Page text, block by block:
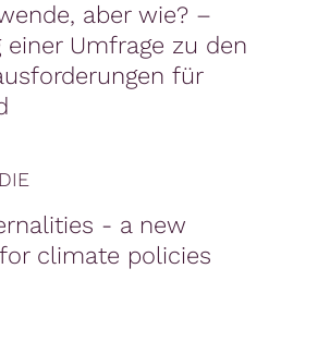
aber wie? –
Umfrage zu den
für
- a new
climate policies